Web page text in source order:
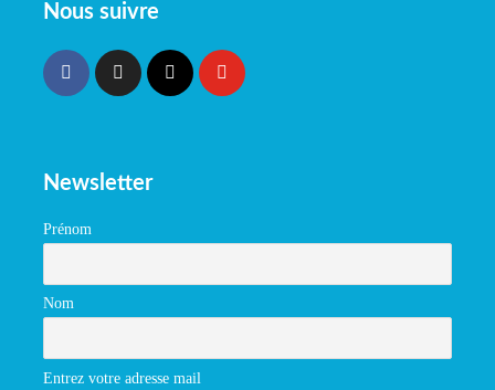
Nous suivre
Newsletter
Prénom
Nom
Entrez votre adresse mail